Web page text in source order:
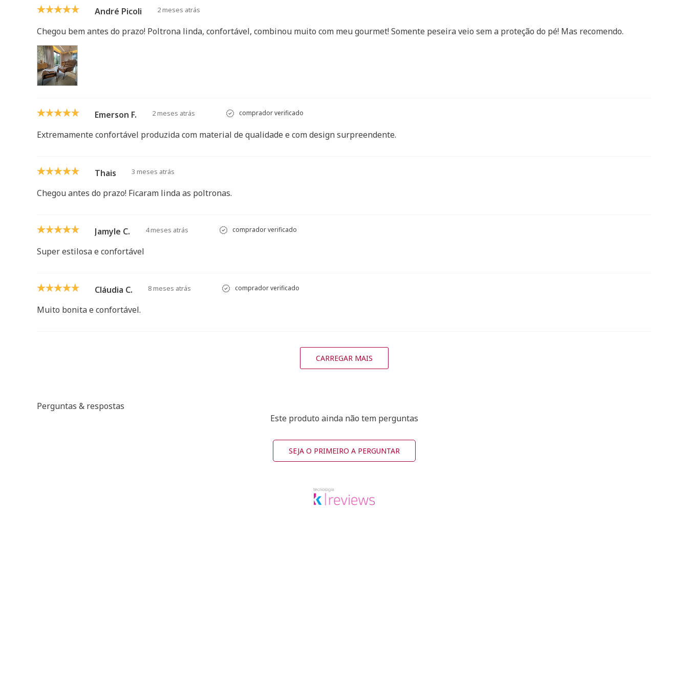
André Picoli 2 meses atrás
Chegou bem antes do prazo! Poltrona linda, confortável, combinou muito com meu gourmet! Somente peseira veio sem a proteção do pé! Mas recomendo.
Emerson F. 2 meses atrás comprador verificado
Extremamente confortável produzida com material de qualidade e com design surpreendente.
Thais 3 meses atrás
Chegou antes do prazo! Ficaram linda as poltronas.
Jamyle C. 4 meses atrás comprador verificado
Super estilosa e confortável
Cláudia C. 8 meses atrás comprador verificado
Muito bonita e confortável.
CARREGAR MAIS
Perguntas & respostas
Este produto ainda não tem perguntas
SEJA O PRIMEIRO A PERGUNTAR